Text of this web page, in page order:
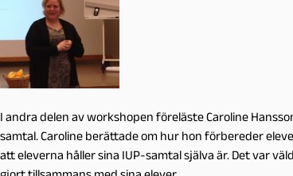
I andra delen av workshopen föreläste Caroline
samtal. Caroline berättade om hur hon förbereder
att eleverna håller sina IUP-samtal själva är. Det var